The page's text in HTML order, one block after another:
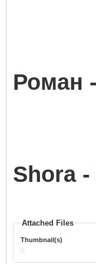
Attached Files
Thumbnail(s)